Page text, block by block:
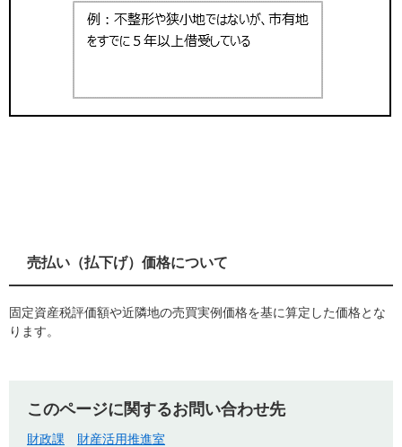
売払い（払下げ）価格について
固定資産税評価額や近隣地の売買実例価格を基に算定した価格とな
ります。
このページに関するお問い合わせ先
財政課
財産活用推進室